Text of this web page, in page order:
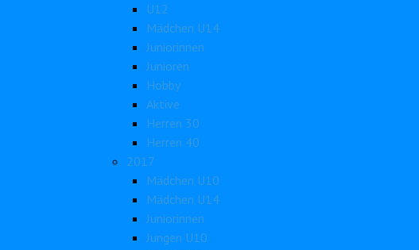
U12
Mädchen U14
Juniorinnen
Junioren
Hobby
Aktive
Herren 30
Herren 40
2017
Mädchen U10
Mädchen U14
Juniorinnen
Jungen U10